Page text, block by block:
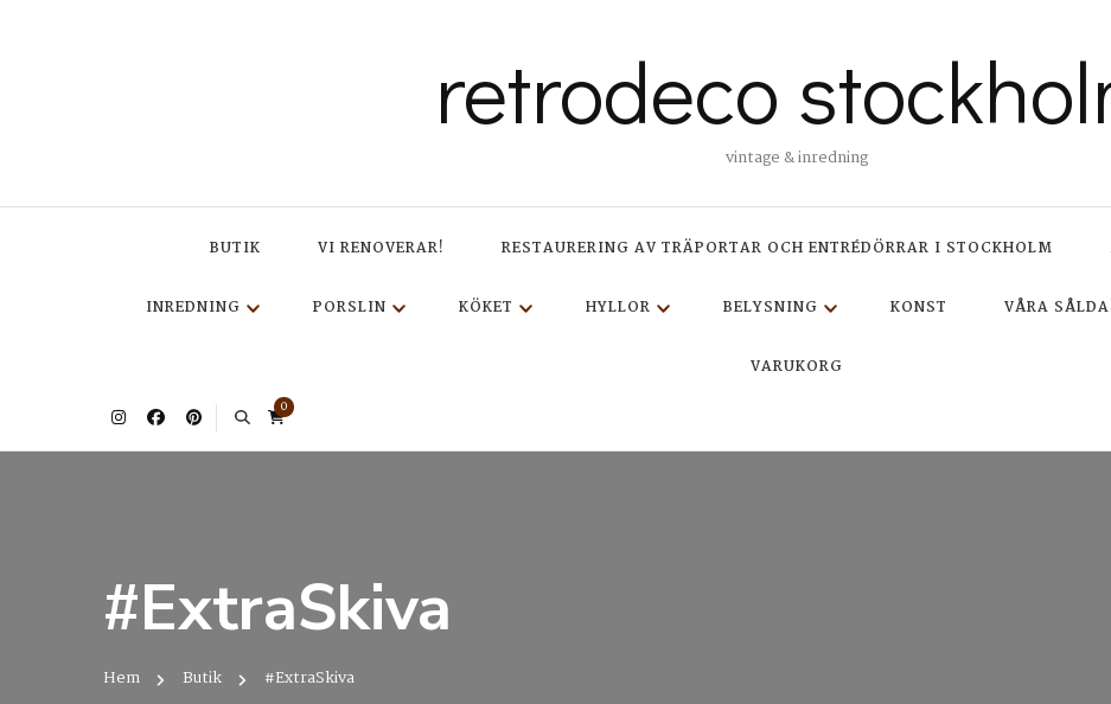
retrodeco
vintage & inredning
BUTIK VI RENOVERAR! RESTAURERING AV TRÄPORTAR OCH ENTRÉDÖRRAR I STOCKHOLM
INREDNING PORSLIN KÖKET HYLLOR BELYSNING KONST VÅRA
VARUKORG
0
#ExtraSkiva
Hem Butik #ExtraSkiva